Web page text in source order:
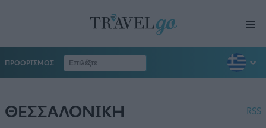
ΠΡΟΟΡΙΣΜΟΣ
ΘΕΣΣΑΛΟΝΙΚΗ RSS